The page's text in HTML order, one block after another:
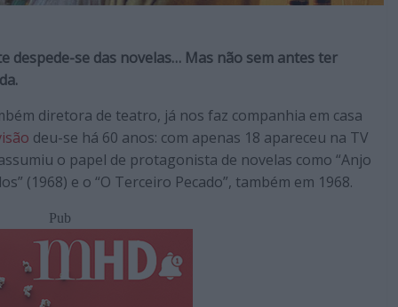
despede-se das novelas… Mas não sem antes ter
diretora de teatro, já nos faz companhia em casa
deu-se há 60 anos: com apenas 18 apareceu na TV
o papel de protagonista de novelas como “Anjo
(1968) e o “O Terceiro Pecado”, também em 1968.
Pub